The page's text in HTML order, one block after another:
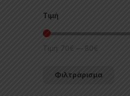
Τιμή
Φιλτράρισμα
Τιμή: 70€ — 80€